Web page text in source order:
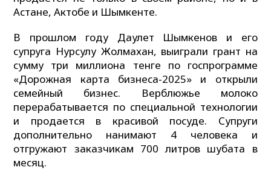
Астане, Актобе и Шымкенте.
В прошлом году Даулет Шымкенов и его
супруга Нурсулу Жолмахан, выиграли грант на
сумму три миллиона тенге по госпрограмме
«Дорожная карта бизнеса-2025» и открыли
семейный бизнес. Верблюжье молоко
перерабатывается по специальной технологии
и продается в красивой посуде. Супруги
дополнительно нанимают 4 человека и
отгружают заказчикам 700 литров шубата в
месяц.